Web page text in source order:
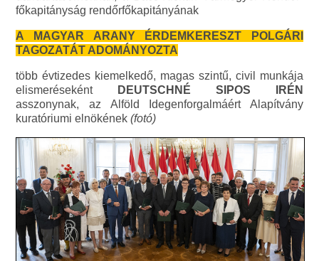
főkapitányság rendőrfőkapitányának
A MAGYAR ARANY ÉRDEMKERESZT POLGÁRI
TAGOZATÁT ADOMÁNYOZTA
több évtizedes kiemelkedő, magas szintű, civil munkája
elismeréseként
DEUTSCHNÉ SIPOS IRÉN
asszonynak, az Alföld Idegenforgalmáért Alapítvány
kuratóriumi elnökének(fotó)